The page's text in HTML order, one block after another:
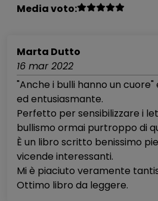
Media voto:
Marta Dutto
16 mar 2022
"Anche i bulli hanno un
ed entusiasmante.
Perfetto per sensibilizzare i
bullismo ormai purtroppo di
È un libro scritto benissimo
vicende interessanti.
Mi è piaciuto veramente
Ottimo libro da leggere.